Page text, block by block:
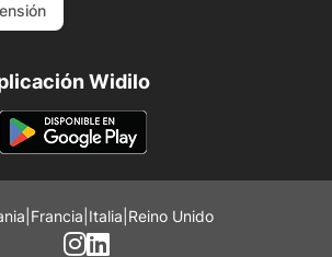
Widilo
Francia Italia Reino Unido